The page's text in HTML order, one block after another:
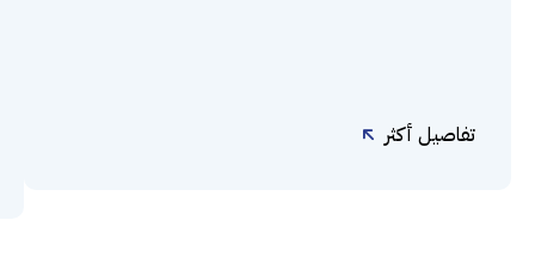
تفاصيل أكثر